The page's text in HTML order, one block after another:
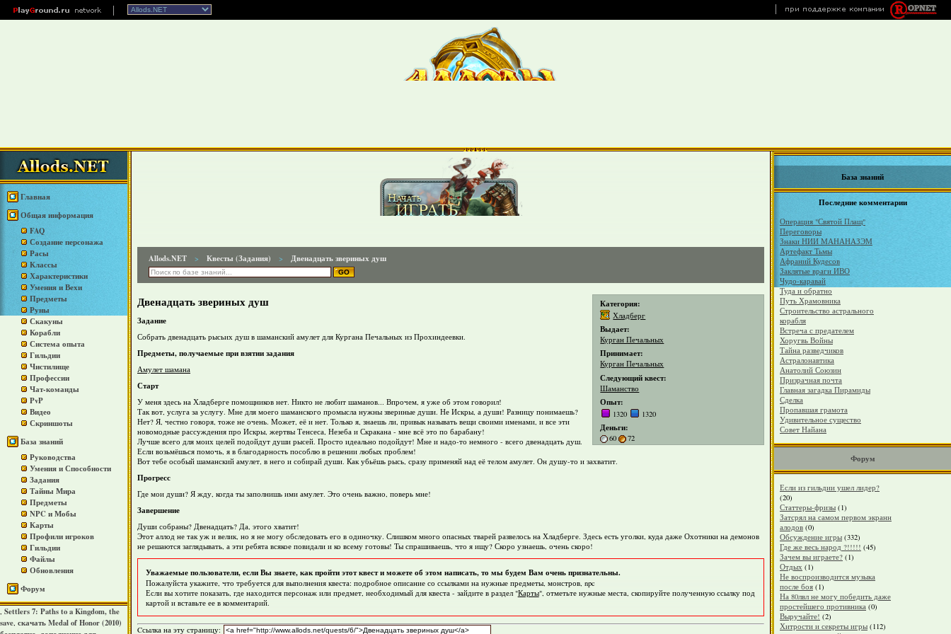
Главная
Общая информация
FAQ
Создание персонажа
Расы
Классы
Характеристики
Умения и Вехи
Предметы
Руны
Скакуны
Корабли
Система опыта
Гильдии
Чистилище
Профессии
Чат-команды
PvP
Видео
Скриншоты
База знаний
Руководства
Умения и Способности
Задания
Тайны Мира
Предметы
NPC и Мобы
Карты
Профили игроков
Гильдии
Файлы
Обновления
Форум
, Settlers 7: Paths to a Kingdom, the
save, скачать Medal of Honor (2010)
Allods.NET > Квесты (Задания) > Двенадцать звериных душ
Категория:
Хладберг
Выдает:
Курган Печальных
Принимает:
Курган Печальных
Следующий квест:
Шаманство
Опыт:
1320 1320
Деньги:
60 72
Двенадцать звериных душ
Задание
Собрать двенадцать рысьих душ в шаманский амулет для Кургана Печальных из Прохиндеевки.
Предметы, получаемые при взятии задания
Амулет шамана
Старт
У меня здесь на Хладберге помощников нет. Никто не любит шаманов... Впрочем, я уже об этом говорил!
Так вот, услуга за услугу. Мне для моего шаманского промысла нужны звериные души. Не Искры, а души! Разницу понимаешь?
Нет? Я, честно говоря, тоже не очень. Может, её и нет. Только я, знаешь ли, привык называть вещи своими именами, и все эти
новомодные рассуждения про Искры, жертвы Тенсеса, Незеба и Скракана - мне всё это по барабану!
Лучше всего для моих целей подойдут души рысей. Просто идеально подойдут! Мне и надо-то немного - всего двенадцать душ.
Если возьмёшься помочь, я в благодарность пособлю в решении любых проблем!
Вот тебе особый шаманский амулет, в него и собирай души. Как убьёшь рысь, сразу применяй над её телом амулет. Он душу-то и захватит.
Прогресс
Где мои души? Я жду, когда ты заполнишь ими амулет. Это очень важно, поверь мне!
Завершение
Души собраны? Двенадцать? Да, этого хватит!
Этот аллод не так уж и велик, но я не могу обследовать его в одиночку. Слишком много опасных тварей развелось на Хладберге. Здесь есть уголки, куда даже Охотники на демонов
не решаются заглядывать, а эти ребята всякое повидали и ко всему готовы! Ты спрашиваешь, что я ищу? Скоро узнаешь, очень скоро!
Уважаемые пользователи, если Вы знаете, как пройти этот квест и можете об этом написать, то мы будем Вам очень признательны.
Пожалуйста укажите, что требуется для выполнения квеста: подробное описание со ссылками на нужные предметы, монстров, npc
Если вы хотите показать, где находится персонаж или предмет, необходимый для квеста - зайдите в раздел "Карты", отметьте нужные места, скопируйте полученную ссылку под
картой и вставьте ее в комментарий.
Cсылка на эту страницу:
База знаний
Последние комментарии
Операция "Святой Плащ"
Переговоры
Знаки НИИ МАНАНАЗЭМ
Артефакт Тьмы
Афраний Кудесов
Заклятые враги ИВО
Чудо-каравай
Туда и обратно
Путь Храмовника
Строительство астрального
корабля
Встреча с предателем
Хоругвь Войны
Тайна разведчиков
Астралонавтика
Анатолий Союзин
Призрачная почта
Главная загадка Пирамиды
Сделка
Пропавшая грамота
Удивительное существо
Совет Найана
Форум
Если из гильдии ушел лидер?
(20)
Статтеры-фризы (1)
Затсрял на самом первом экранн
алодов (0)
Обсуждение игры (332)
Где же весь народ ?!!!!! (45)
Зачем вы играете? (1)
Отдых (1)
Не воспроизводится музыка
после боя (1)
На 80лвл не могу победить даже
простейшего противника (0)
Выручайте! (2)
Хитрости и секреты игры (112)